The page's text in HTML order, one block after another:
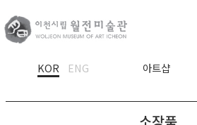
로고
KOR ENG 아트샵